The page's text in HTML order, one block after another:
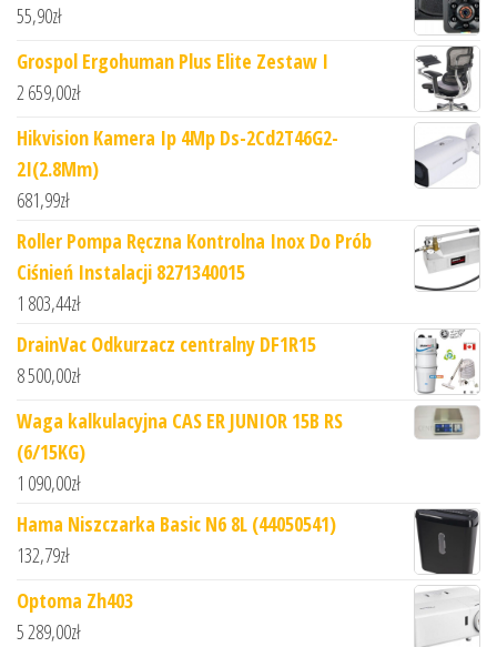
55,90zł
Grospol Ergohuman Plus Elite Zestaw I
2 659,00zł
Hikvision Kamera Ip 4Mp Ds-2Cd2T46G2-
2I(2.8Mm)
681,99zł
Roller Pompa Ręczna Kontrolna Inox Do Prób
Ciśnień Instalacji 8271340015
1 803,44zł
DrainVac Odkurzacz centralny DF1R15
8 500,00zł
Waga kalkulacyjna CAS ER JUNIOR 15B RS
(6/15KG)
1 090,00zł
Hama Niszczarka Basic N6 8L (44050541)
132,79zł
Optoma Zh403
5 289,00zł